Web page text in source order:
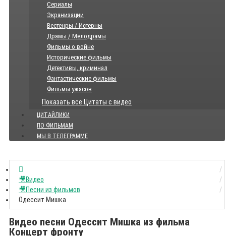
Сериалы
Экранизации
Вестенры / Истерны
Драмы / Мелодрамы
Фильмы о войне
Исторические фильмы
Детективы, криминал
Фантастические фильмы
Фильмы ужасов
Показать все Цитаты с видео
ЦИТАЙЛИКИ
ПО ФИЛЬМАМ
МЫ В ТЕЛЕГРАММЕ
🎥Видео
🎥Песни из фильмов
Одессит Мишка
Видео песни Одессит Мишка из фильма
Концерт фронту